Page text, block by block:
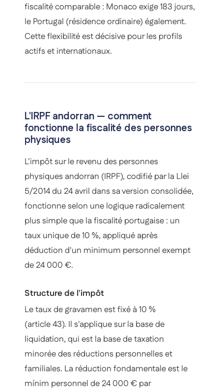
fiscalité comparable : Monaco exige 183 jours,
le Portugal (résidence ordinaire) également.
Cette flexibilité est décisive pour les profils
actifs et internationaux.
L'IRPF andorran — comment
fonctionne la fiscalité des personnes
physiques
L'impôt sur le revenu des personnes
physiques andorran (IRPF), codifié par la Llei
5/2014 du 24 avril dans sa version consolidée,
fonctionne selon une logique radicalement
plus simple que la fiscalité portugaise : un
taux unique de 10 %, appliqué après
déduction d'un minimum personnel exempt
de 24 000 €.
Structure de l'impôt
Le taux de gravamen est fixé à 10 %
(article 43). Il s'applique sur la base de
liquidation, qui est la base de taxation
minorée des réductions personnelles et
familiales. La réduction fondamentale est le
mínim personnel de 24 000 € par